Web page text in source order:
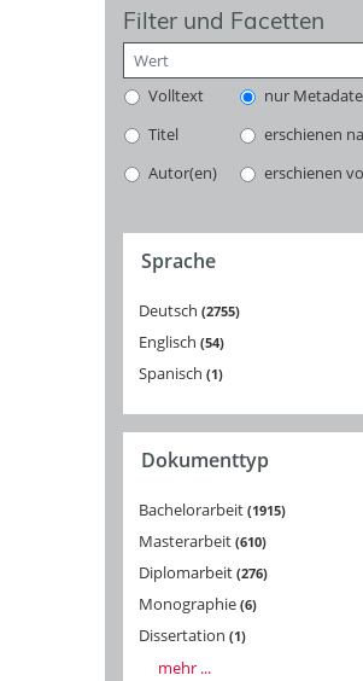
Filter und Facetten
Volltext
nur
Titel
erschienen
Autor(en)
erschienen
Sprache
Deutsch 2755
Englisch 54
Spanisch 1
Dokumenttyp
Bachelorarbeit 1915
Masterarbeit 610
Diplomarbeit 276
Monographie 6
Dissertation 1
mehr ...